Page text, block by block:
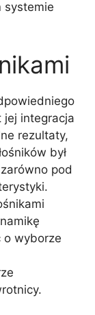
systemie
jej integracja
rezultaty,
był
pod
o wyborze